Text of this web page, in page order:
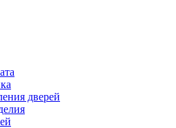
дверей